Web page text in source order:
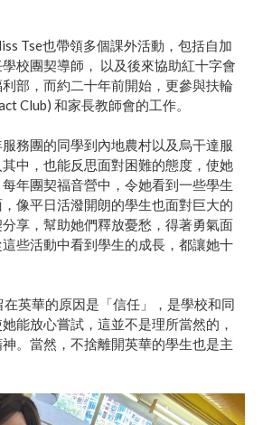
Tse也帶領多個課外活動，包括自加
校團契導師， 以及後來協助紅十字會
部，而約二十年前開始，更參與扶輪
Club) 和家長教師會的工作。
務團的同學到內地農村以及烏干達服
中，也能反思面對困難的態度，使她
年團契福音營中，令她看到一些學生
像平日活潑開朗的學生也面對巨大的
享，幫助她們釋放憂愁，得著勇氣面
些活動中看到學生的成長，都讓她十
在英華的原因是「信任」，是學校和同
能放心嘗試，這並不是理所當然的，
。當然，不捨離開英華的學生也是主